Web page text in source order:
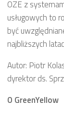
OZE z
usługowych to
być
najbliższych
Autor: Piotr
dyrektor ds.
O GreenYellow